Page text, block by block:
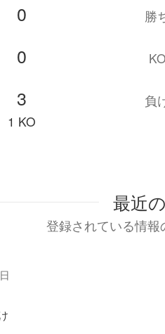
0
勝
0
KO
3
1 KO
負
最近
登録されている情